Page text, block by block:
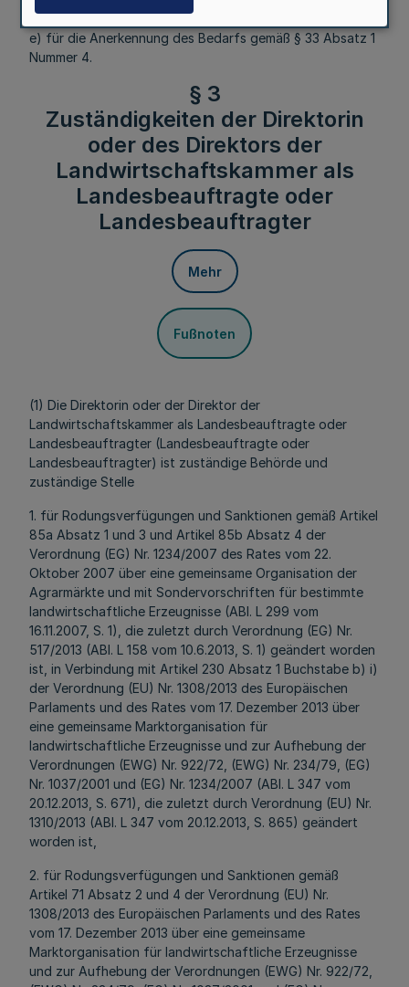
e) für die Anerkennung des Bedarfs gemäß § 33 Absatz 1
Nummer 4.
§ 3
Zuständigkeiten der Direktorin
oder des Direktors der
Landwirtschaftskammer als
Landesbeauftragte oder
Landesbeauftragter
Mehr
Fußnoten
(1) Die Direktorin oder der Direktor der
Landwirtschaftskammer als Landesbeauftragte oder
Landesbeauftragter (Landesbeauftragte oder
Landesbeauftragter) ist zuständige Behörde und
zuständige Stelle
1. für Rodungsverfügungen und Sanktionen gemäß Artikel
85a Absatz 1 und 3 und Artikel 85b Absatz 4 der
Verordnung (EG) Nr. 1234/2007 des Rates vom 22.
Oktober 2007 über eine gemeinsame Organisation der
Agrarmärkte und mit Sondervorschriften für bestimmte
landwirtschaftliche Erzeugnisse (ABl. L 299 vom
16.11.2007, S. 1), die zuletzt durch Verordnung (EG) Nr.
517/2013 (ABl. L 158 vom 10.6.2013, S. 1) geändert worden
ist, in Verbindung mit Artikel 230 Absatz 1 Buchstabe b) i)
der Verordnung (EU) Nr. 1308/2013 des Europäischen
Parlaments und des Rates vom 17. Dezember 2013 über
eine gemeinsame Marktorganisation für
landwirtschaftliche Erzeugnisse und zur Aufhebung der
Verordnungen (EWG) Nr. 922/72, (EWG) Nr. 234/79, (EG)
Nr. 1037/2001 und (EG) Nr. 1234/2007 (ABl. L 347 vom
20.12.2013, S. 671), die zuletzt durch Verordnung (EU) Nr.
1310/2013 (ABl. L 347 vom 20.12.2013, S. 865) geändert
worden ist,
2. für Rodungsverfügungen und Sanktionen gemäß
Artikel 71 Absatz 2 und 4 der Verordnung (EU) Nr.
1308/2013 des Europäischen Parlaments und des Rates
vom 17. Dezember 2013 über eine gemeinsame
Marktorganisation für landwirtschaftliche Erzeugnisse
und zur Aufhebung der Verordnungen (EWG) Nr. 922/72,